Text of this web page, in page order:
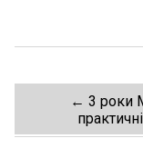
← 3 роки